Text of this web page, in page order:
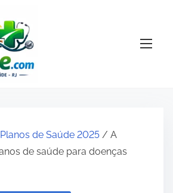
de Saúde 2025 / A
de saúde para doenças